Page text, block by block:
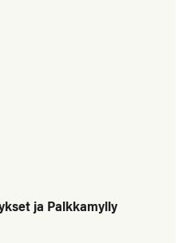
ja Palkkamylly